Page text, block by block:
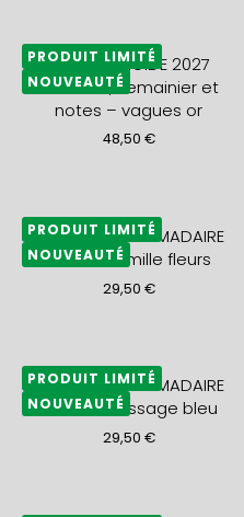
AGENDA RIGIDE 2027
mensuel, semainier et
notes – vagues or
48,50 €
PRODUIT LIMITÉ
NOUVEAUTÉ
AGENDA HEBDOMADAIRE
2027 A5+ mille fleurs
29,50 €
PRODUIT LIMITÉ
NOUVEAUTÉ
AGENDA HEBDOMADAIRE
2027 A5+ tissage bleu
29,50 €
PRODUIT LIMITÉ
NOUVEAUTÉ